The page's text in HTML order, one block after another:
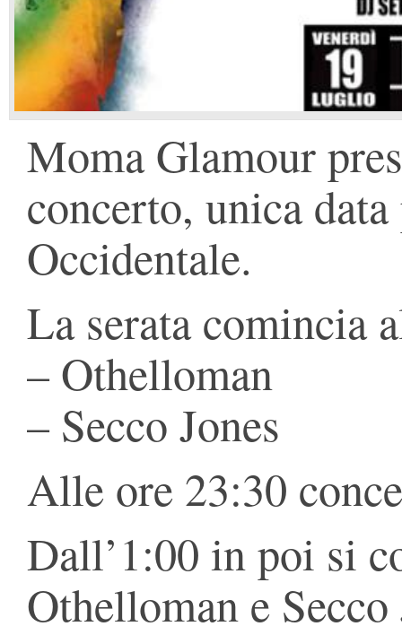
Moma Glamour
concerto, unica
Occidentale.
La serata comincia
– Othelloman
– Secco Jones
Alle ore 23:30
Dall’1:00 in poi si
Othelloman e Secco